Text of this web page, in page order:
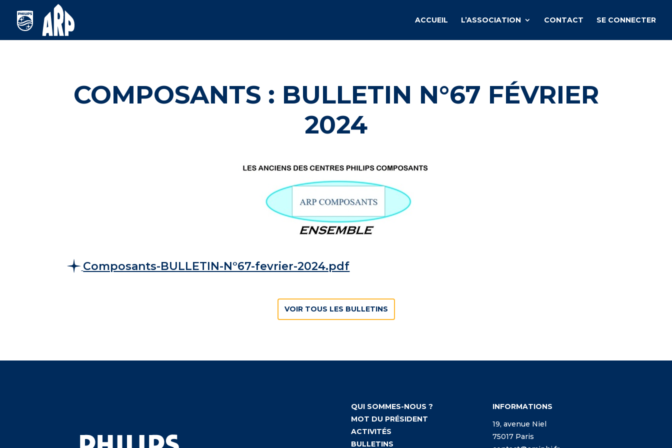
ACCUEIL L’ASSOCIATION CONTACT SE CONNECTER
COMPOSANTS : BULLETIN N°67 FÉVRIER
2024
Composants-BULLETIN-N°67-fevrier-2024.pdf
VOIR TOUS LES BULLETINS
QUI SOMMES-NOUS ?
MOT DU PRÉSIDENT
ACTIVITÉS
BULLETINS
INFORMATIONS
19, avenue Niel
75017 Paris